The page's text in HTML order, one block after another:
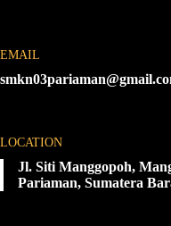
EMAIL
LOCATION
Jl. Siti Manggopoh,
Pariaman, Sumatera